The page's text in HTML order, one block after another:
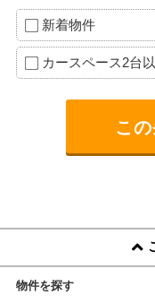
新着物件
カースペース2台
物件を探す